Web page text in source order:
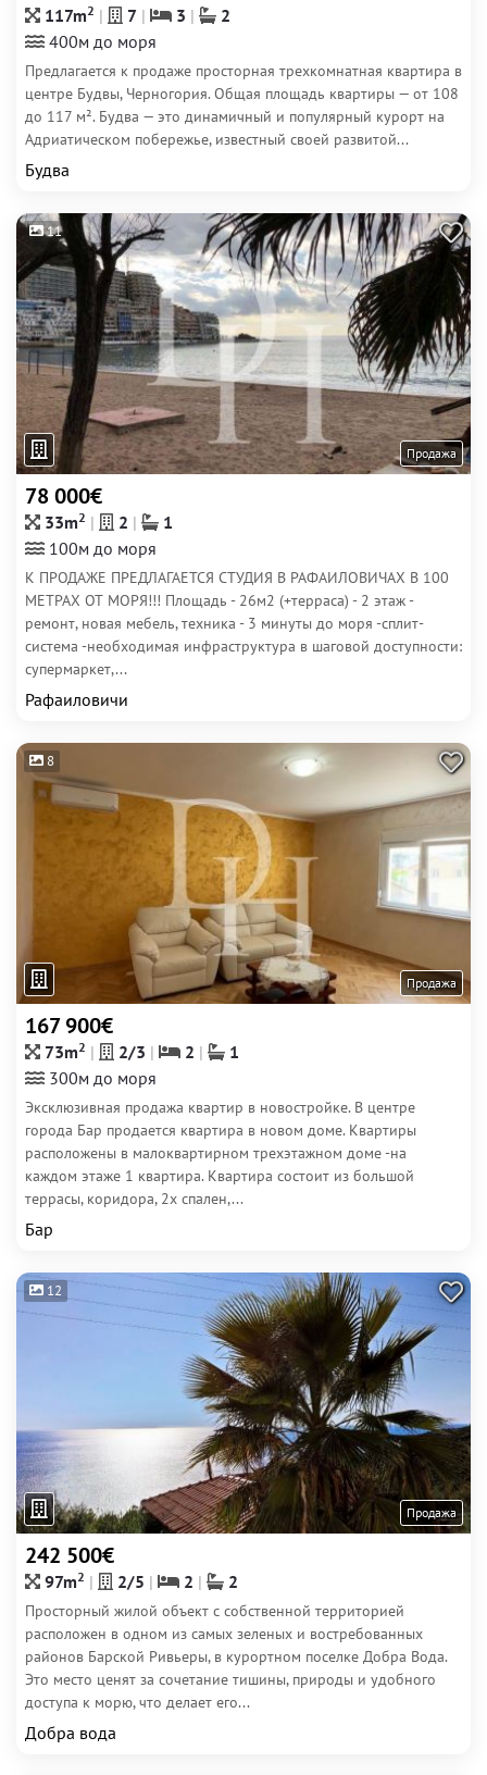
117m2 7 3
2
400м до моря
Предлагается к продаже просторная трехкомнатная квартира в
центре Будвы, Черногория. Общая площадь квартиры — от 108
до 117 м². Будва — это динамичный и популярный курорт на
Адриатическом побережье, известный своей развитой...
Будва
11
Продажа
78 000€
33m2 2
1
100м до моря
К ПРОДАЖЕ ПРЕДЛАГАЕТСЯ СТУДИЯ В РАФАИЛОВИЧАХ В 100
МЕТРАХ ОТ МОРЯ!!! Площадь - 26м2 (+терраса) - 2 этаж -
ремонт, новая мебель, техника - 3 минуты до моря -сплит-
система -необходимая инфраструктура в шаговой доступности:
супермаркет,...
Рафаиловичи
8
Продажа
167 900€
73m2 2/3 2
1
300м до моря
Эксклюзивная продажа квартир в новостройке. В центре
города Бар продается квартира в новом доме. Квартиры
расположены в малоквартирном трехэтажном доме -на
каждом этаже 1 квартира. Квартира состоит из большой
террасы, коридора, 2х спален,...
Бар
12
Продажа
242 500€
97m2 2/5 2 2
Просторный жилой объект с собственной территорией
расположен в одном из самых зеленых и востребованных
районов Барской Ривьеры, в курортном поселке Добра Вода.
Это место ценят за сочетание тишины, природы и удобного
доступа к морю, что делает его...
Добра вода